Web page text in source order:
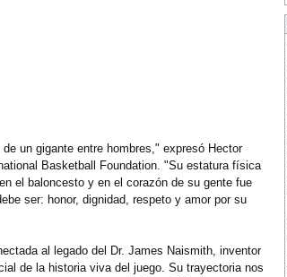
un gigante entre hombres," expresó Hector
Basketball Foundation. "Su estatura física
el baloncesto y en el corazón de su gente fue
ser: honor, dignidad, respeto y amor por su
al legado del Dr. James Naismith, inventor
de la historia viva del juego. Su trayectoria nos